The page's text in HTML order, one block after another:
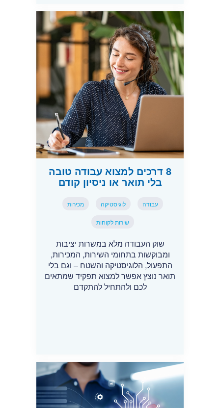
8 דרכים למצוא עבודה טובה
בלי תואר או ניסיון קודם
עבודה לוגיסטיקה מכירות
שירות לקוחות
שוק העבודה מלא במשרות יציבות
ומבוקשות בתחומי השירות, המכירות,
התפעול, הלוגיסטיקה והשטח – וגם בלי
תואר נוצץ אפשר למצוא תפקיד שמתאים
לכם ולהתחיל להתקדם